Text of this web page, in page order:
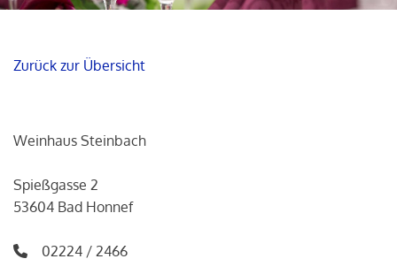
Zurück zur Übersicht
Weinhaus Steinbach
Spießgasse 2
53604 Bad Honnef
02224 / 2466